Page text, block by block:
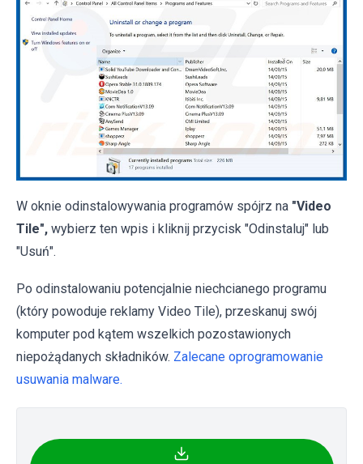
W oknie odinstalowywania programów spójrz na "Video
Tile", wybierz ten wpis i kliknij przycisk "Odinstaluj" lub
"Usuń".
Po odinstalowaniu potencjalnie niechcianego programu
(który powoduje reklamy Video Tile), przeskanuj swój
komputer pod kątem wszelkich pozostawionych
niepożądanych składników. Zalecane oprogramowanie
usuwania malware.